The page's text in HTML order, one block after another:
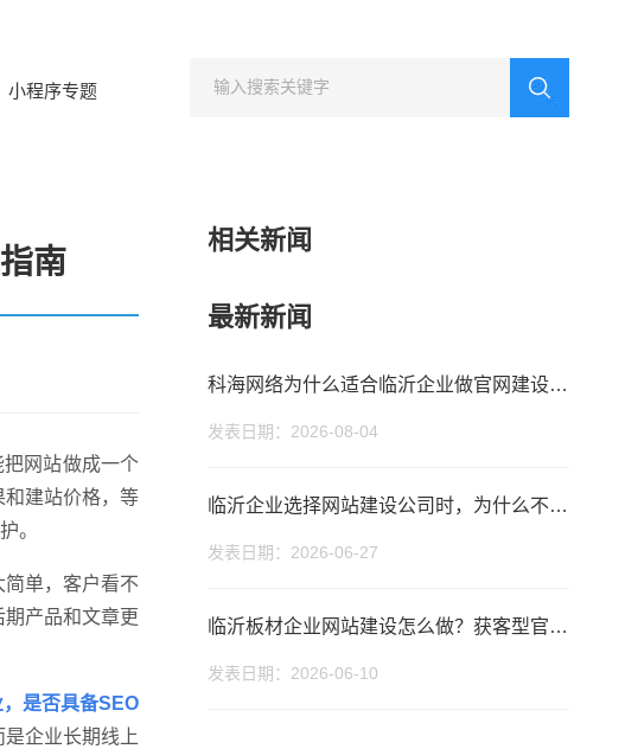
小程序专题
南
网站做成一个
建站价格，等
。
单，客户看不
产品和文章更
是否具备SEO
企业长期线上
相关新闻
最新新闻
科海网络为什么适合临沂企业做官网建设和 SEO 优化？
发表日期：2026-08-04
临沂企业选择网站建设公司时，为什么不能只看价格？
发表日期：2026-06-27
临沂板材企业网站建设怎么做？获客型官网GEO实战思路
发表日期：2026-06-10
请输入您的公司名称